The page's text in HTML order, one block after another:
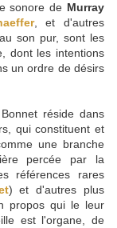
sonore de Murray
, et d'autres
son pur, sont les
dont les intentions
un ordre de désirs
réside dans
qui constituent et
une branche
percée par la
références rares
) et d'autres plus
propos qui le leur
est l'organe, de